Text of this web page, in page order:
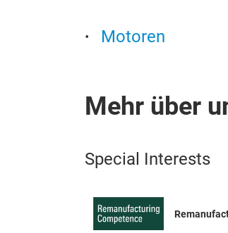
Motoren
Mehr über
Special Interests